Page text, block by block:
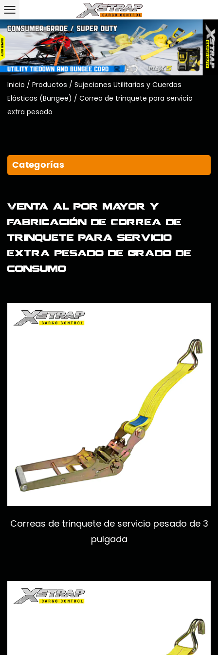
Inicio / Productos / Sujeciones Utilitarias y Cuerdas
Elásticas (Bungee) / Correa de trinquete para servicio
extra pesado
Categorías
Venta al por mayor y
fabricación de Correa de
trinquete para servicio
extra pesado de grado de
consumo
Correas de trinquete de servicio pesado de 3
pulgada